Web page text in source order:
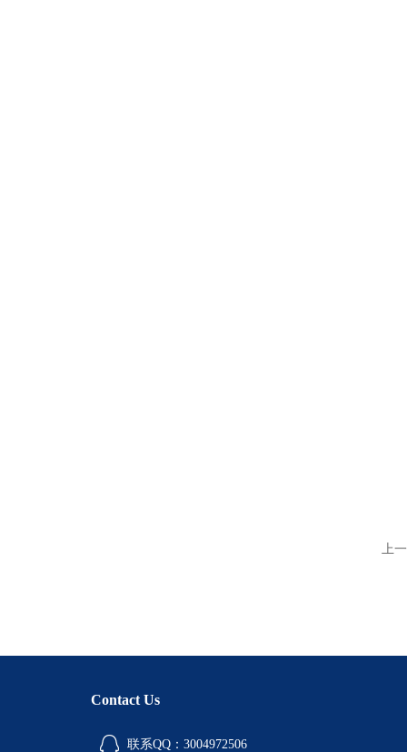
上
Contact Us
联系QQ：3004972506